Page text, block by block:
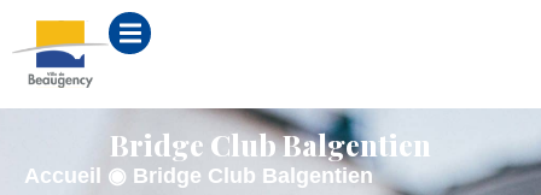
principal
Bridge Club Balgentien
Accueil ◉ Bridge Club Balgentien